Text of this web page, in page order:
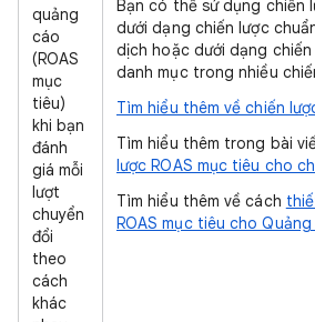
quảng
cáo
(ROAS
mục
tiêu)
khi bạn
đánh
giá mỗi
lượt
chuyển
đổi
theo
cách
khác
Bạn có thể sử dụng chiến
dưới dạng chiến lược
dịch hoặc dưới dạng
danh mục trong nhiều
Tìm hiểu thêm về chiến
Tìm hiểu thêm trong bài
lược ROAS mục tiêu cho
Tìm hiểu thêm về cách
ROAS mục tiêu cho